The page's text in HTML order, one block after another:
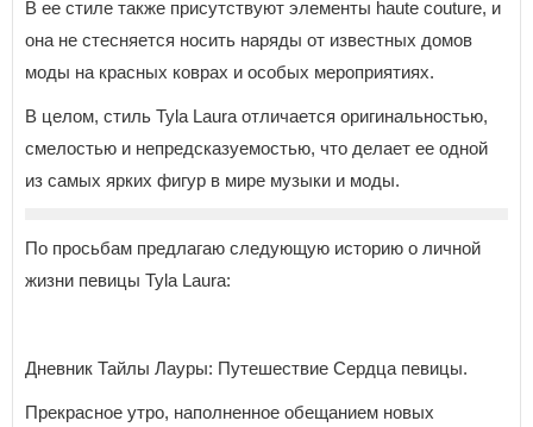
В ее стиле также присутствуют элементы haute couture, и
она не стесняется носить наряды от известных домов
моды на красных коврах и особых мероприятиях.
В целом, стиль Tyla Laura отличается оригинальностью,
смелостью и непредсказуемостью, что делает ее одной
из самых ярких фигур в мире музыки и моды.
По просьбам предлагаю следующую историю о личной
жизни певицы Tyla Laura:
Дневник Тайлы Лауры: Путешествие Сердца певицы.
Прекрасное утро, наполненное обещанием новых